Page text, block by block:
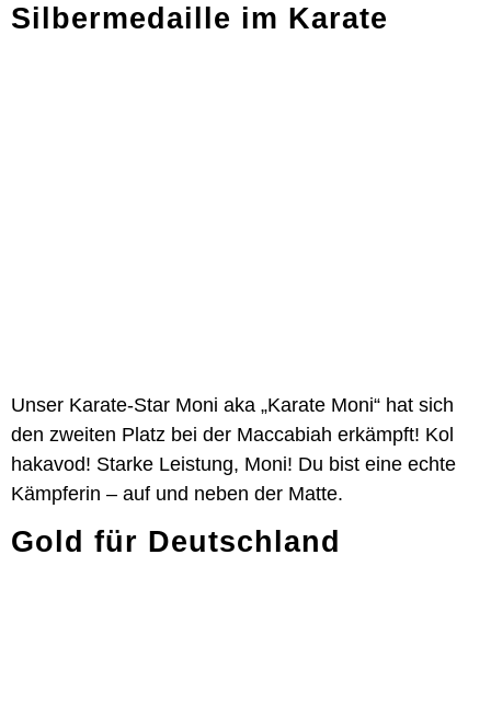
Silbermedaille im Karate
Unser Karate-Star Moni aka „Karate Moni“ hat sich
den zweiten Platz bei der Maccabiah erkämpft! Kol
hakavod! Starke Leistung, Moni! Du bist eine echte
Kämpferin – auf und neben der Matte.
Gold für Deutschland